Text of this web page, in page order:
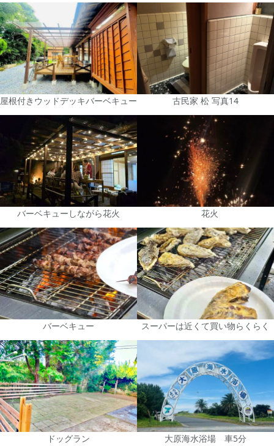
屋根付きウッドデッキバーベキュー 古民家 松 写真14
バーベキューしながら花火 花火
バーベキュー スーパーは近くて買い物らくらく
ドッグラン 大原海水浴場 車5分